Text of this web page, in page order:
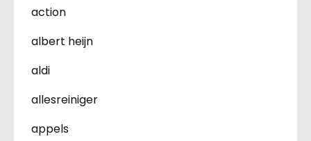
action
albert heijn
aldi
allesreiniger
appels